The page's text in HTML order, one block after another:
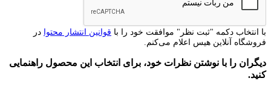
با انتخاب دکمه "ثبت نظر" موافقت خود را با قوانین انتشار محتوا در
فروشگاه آنلاین هیس اعلام می‌کنم.
دیگران را با نوشتن نظرات خود، برای انتخاب این محصول راهنمایی
کنید.